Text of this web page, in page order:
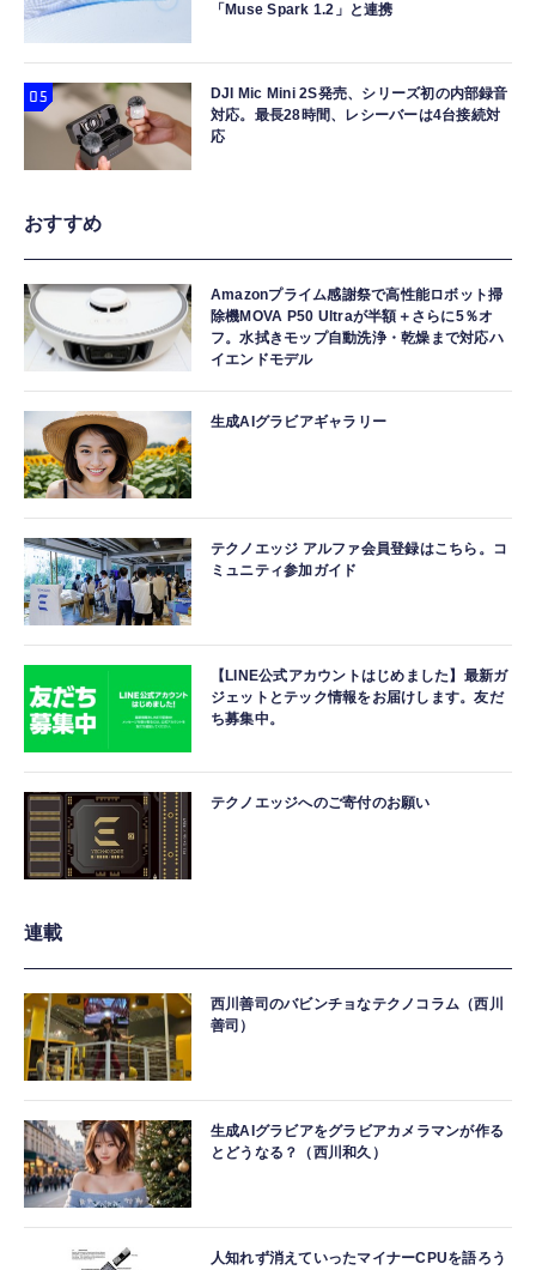
「Muse Spark 1.2」と連携
DJI Mic Mini 2S発売、シリーズ初の内部録音
対応。最長28時間、レシーバーは4台接続対
応
おすすめ
Amazonプライム感謝祭で高性能ロボット掃
除機MOVA P50 Ultraが半額＋さらに5％オ
フ。水拭きモップ自動洗浄・乾燥まで対応ハ
イエンドモデル
生成AIグラビアギャラリー
テクノエッジ アルファ会員登録はこちら。コ
ミュニティ参加ガイド
【LINE公式アカウントはじめました】最新ガ
ジェットとテック情報をお届けします。友だ
ち募集中。
テクノエッジへのご寄付のお願い
連載
西川善司のバビンチョなテクノコラム（西川
善司）
生成AIグラビアをグラビアカメラマンが作る
とどうなる？（西川和久）
人知れず消えていったマイナーCPUを語ろう